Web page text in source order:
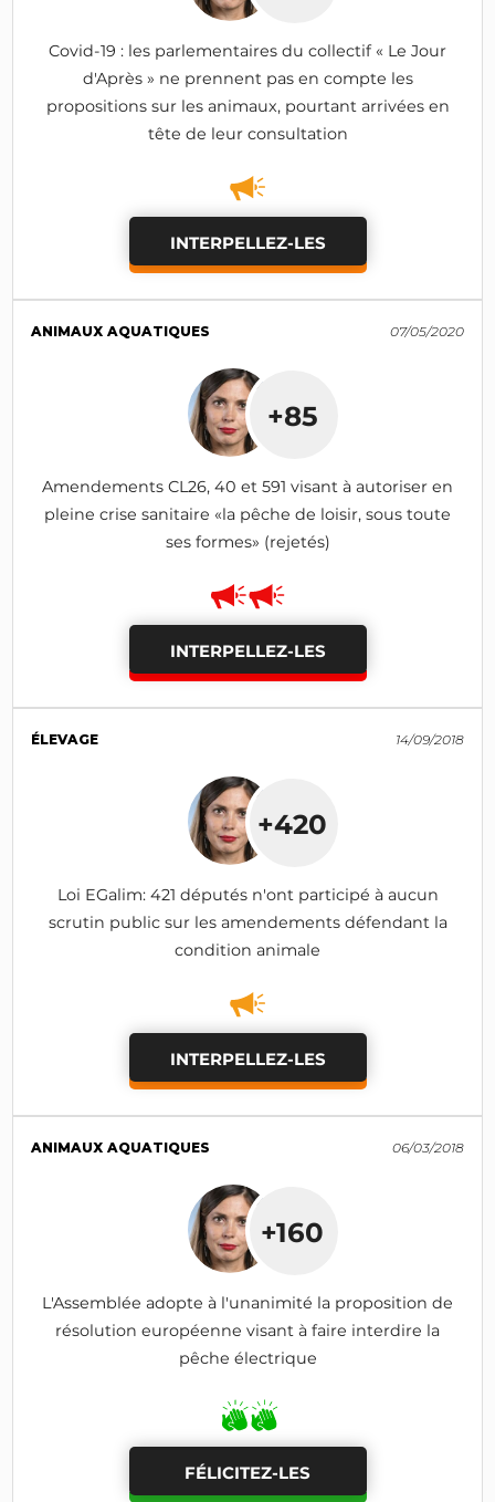
Covid-19 : les parlementaires du collectif « Le Jour
d'Après » ne prennent pas en compte les
propositions sur les animaux, pourtant arrivées en
tête de leur consultation
INTERPELLEZ-LES
ANIMAUX AQUATIQUES 07/05/2020
+85
Amendements CL26, 40 et 591 visant à autoriser en
pleine crise sanitaire «la pêche de loisir, sous toute
ses formes» (rejetés)
INTERPELLEZ-LES
ÉLEVAGE 14/09/2018
+420
Loi EGalim: 421 députés n'ont participé à aucun
scrutin public sur les amendements défendant la
condition animale
INTERPELLEZ-LES
ANIMAUX AQUATIQUES 06/03/2018
+160
L'Assemblée adopte à l'unanimité la proposition de
résolution européenne visant à faire interdire la
pêche électrique
FÉLICITEZ-LES